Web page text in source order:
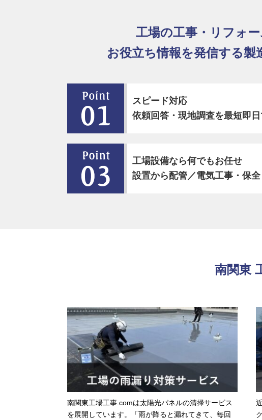
工場の工事・リフォ
お役立ち情報を発信する製
スピード対応
依頼回答・現地調査を最短即日
工場設備なら何でもお任せ
設置から配管／電気工事・保全
南関東
南関東工場工事.comは太陽光パネルの清掃サービス
を展開しています。「雨が降ると漏れてきて、毎回